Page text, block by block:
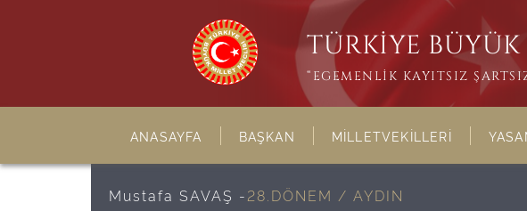
TÜRKİYE
“EGEMENLİK KAYITSIZ
ANASAYFA BAŞKAN MİLLETVEKİLLERİ
Mustafa SAVAŞ -28.DÖNEM / AYDIN